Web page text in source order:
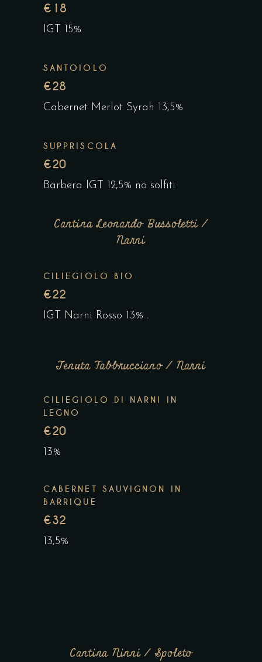
€18
IGT 15%
SANTOIOLO
€28
Cabernet Merlot Syrah 13,5%
SUPPRISCOLA
€20
Barbera IGT 12,5% no solfiti
Cantina Leonardo Bussoletti /
Narni
CILIEGIOLO BIO
€22
IGT Narni Rosso 13% .
Tenuta Fabbrucciano / Narni
CILIEGIOLO DI NARNI IN
LEGNO
€20
13%
CABERNET SAUVIGNON IN
BARRIQUE
€32
13,5%
Cantina Ninni / Spoleto